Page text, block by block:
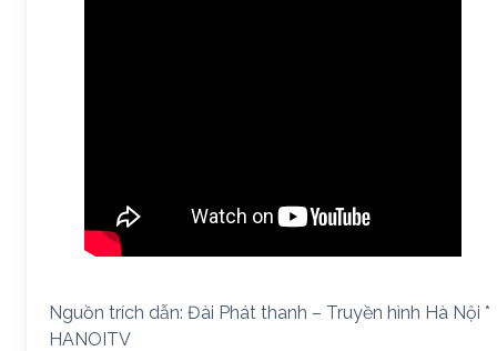
Nguồn trích dẫn: Đài Phát thanh – Truyền hình Hà Nội *
HANOITV